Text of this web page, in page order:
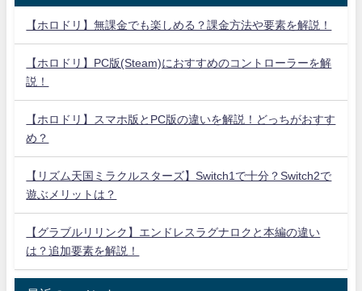
【ホロドリ】無課金でも楽しめる？課金方法や要素を解説！
【ホロドリ】PC版(Steam)におすすめのコントローラーを解
説！
【ホロドリ】スマホ版とPC版の違いを解説！どっちがおすす
め？
【リズム天国ミラクルスターズ】Switch1で十分？Switch2で
遊ぶメリットは？
【グラブルリリンク】エンドレスラグナロクと本編の違い
は？追加要素を解説！